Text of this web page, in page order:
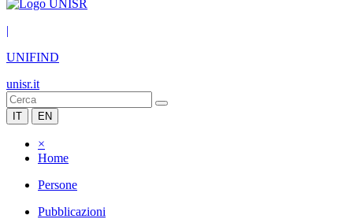
|
UNIFIND
unisr.it
IT EN
×
Home
Persone
Pubblicazioni